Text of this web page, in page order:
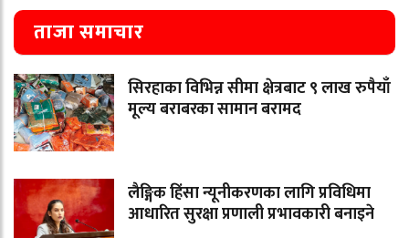
ताजा समाचार
सिरहाका विभिन्न सीमा क्षेत्रबाट ९ लाख रुपैयाँ
मूल्य बराबरका सामान बरामद
लैङ्गिक हिंसा न्यूनीकरणका लागि प्रविधिमा
आधारित सुरक्षा प्रणाली प्रभावकारी बनाइने